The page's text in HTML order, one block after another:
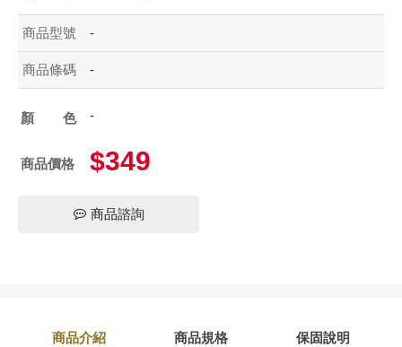
商品型號 -
商品條碼 -
顏色
-
商品價格 $349
商品諮詢
商品介紹 商品規格 保固說明